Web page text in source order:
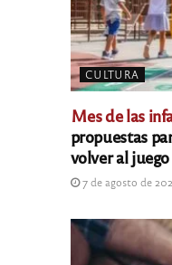
CULTURA
Mes de las
propuestas
volver al juego
7 de agosto de